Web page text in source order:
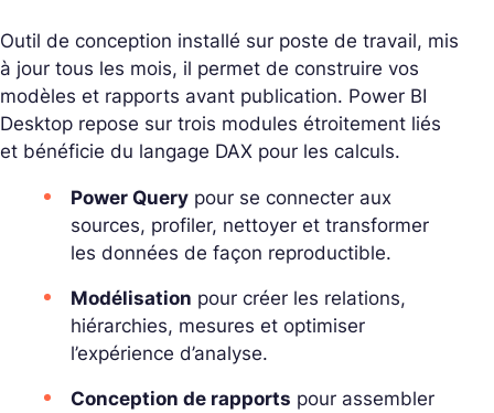
Outil de conception installé sur poste de travail, mis
à jour tous les mois, il permet de construire vos
modèles et rapports avant publication. Power BI
Desktop repose sur trois modules étroitement liés
et bénéficie du langage DAX pour les calculs.
Power Query pour se connecter aux
sources, profiler, nettoyer et transformer
les données de façon reproductible.
Modélisation pour créer les relations,
hiérarchies, mesures et optimiser
l’expérience d’analyse.
Conception de rapports pour assembler